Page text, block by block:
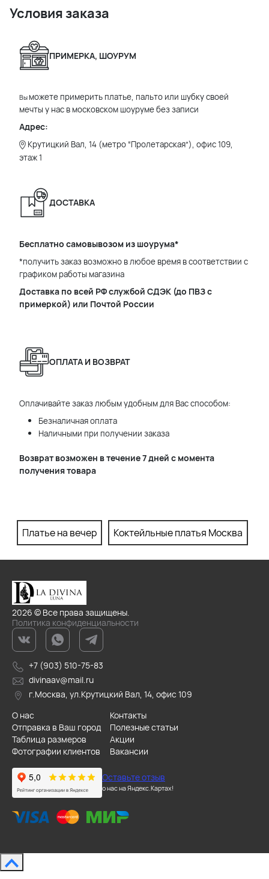
Условия заказа
ПРИМЕРКА, ШОУРУМ
Вы можете примерить платье, пальто или шубку своей
мечты у нас в московском шоуруме без записи
Адрес:
Крутицкий Вал, 14 (метро “Пролетарская”), офис 109,
этаж 1
ДОСТАВКА
Бесплатно самовывозом из шоурума*
*получить заказ возможно в любое время в соответствии с
графиком работы магазина
Доставка по всей РФ службой СДЭК (до ПВЗ с
примеркой) или Почтой России
ОПЛАТА И ВОЗВРАТ
Оплачивайте заказ любым удобным для Вас способом:
Безналичная оплата
Наличными при получении заказа
Возврат возможен в течение 7 дней с момента
получения товара
Платье на вечер Коктейльные платья Москва
2026 © Все права защищены.
Политика конфиденциальности
+7 (903) 510-75-83
divinaav@mail.ru
г.Москва, ул.Крутицкий Вал, 14, офис 109
О нас
Контакты
Отправка в Ваш город
Полезные статьи
Таблица размеров
Акции
Фотографии клиентов
Вакансии
Оставьте отзыв
о нас на Яндекс.Картах!